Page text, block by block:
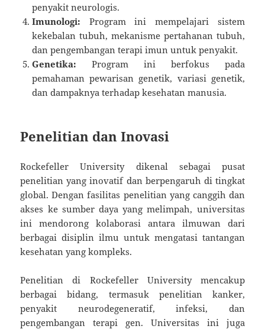
penyakit neurologis.
Imunologi: Program ini mempelajari sistem
kekebalan tubuh, mekanisme pertahanan tubuh,
dan pengembangan terapi imun untuk penyakit.
Genetika: Program ini berfokus pada
pemahaman pewarisan genetik, variasi genetik,
dan dampaknya terhadap kesehatan manusia.
Penelitian dan Inovasi
Rockefeller University dikenal sebagai pusat
penelitian yang inovatif dan berpengaruh di tingkat
global. Dengan fasilitas penelitian yang canggih dan
akses ke sumber daya yang melimpah, universitas
ini mendorong kolaborasi antara ilmuwan dari
berbagai disiplin ilmu untuk mengatasi tantangan
kesehatan yang kompleks.
Penelitian di Rockefeller University mencakup
berbagai bidang, termasuk penelitian kanker,
penyakit neurodegeneratif, infeksi, dan
pengembangan terapi gen. Universitas ini juga